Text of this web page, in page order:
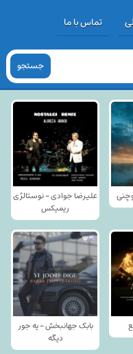
تماس با ما
جستجو
علیرضا جوادی - نوستالژی
ریمیکس
بابک جهانبخش - یه جور
دیگه